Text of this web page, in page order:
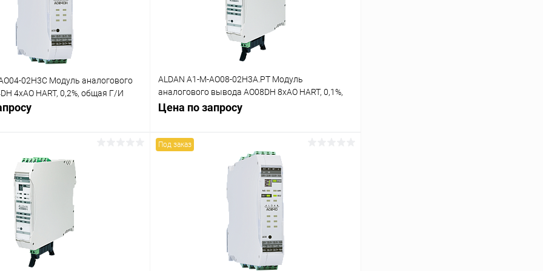
02H3C Модуль аналогового
4хAO HART, 0,2%, общая Г/И
Запросить цену
Сравнение
Под заказ
ALDAN A1-M-AO08-02H3A.PT Модуль
аналогового вывода AO08DH 8хAO HART, 0,1%,
общая Г/И
Цена по запросу
Запросить цену
Сравнение
Под заказ